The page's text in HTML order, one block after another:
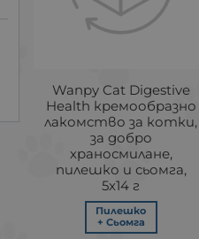
Wanpy Cat Digestive
Health кремообразно
лакомство за котки,
за добро
храносмилане,
пилешко и сьомга,
5х14 г
Пилешко
+ Сьомга